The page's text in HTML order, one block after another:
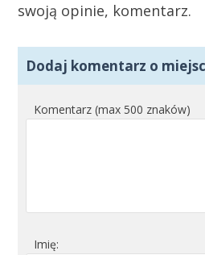
swoją opinie, komentarz.
Dodaj komentarz o
Komentarz (max 500 znaków)
Imię: